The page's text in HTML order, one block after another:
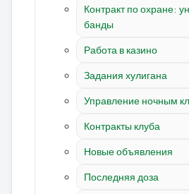
Контракт по охране:
банды
Работа в казино
Задания хулигана
Управление ночным
Контракты клуба
Новые объявления
Последняя доза